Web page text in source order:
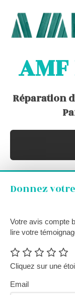
Réparation
Donnez
Votre avis compte
lire votre
Cliquez sur une
Email